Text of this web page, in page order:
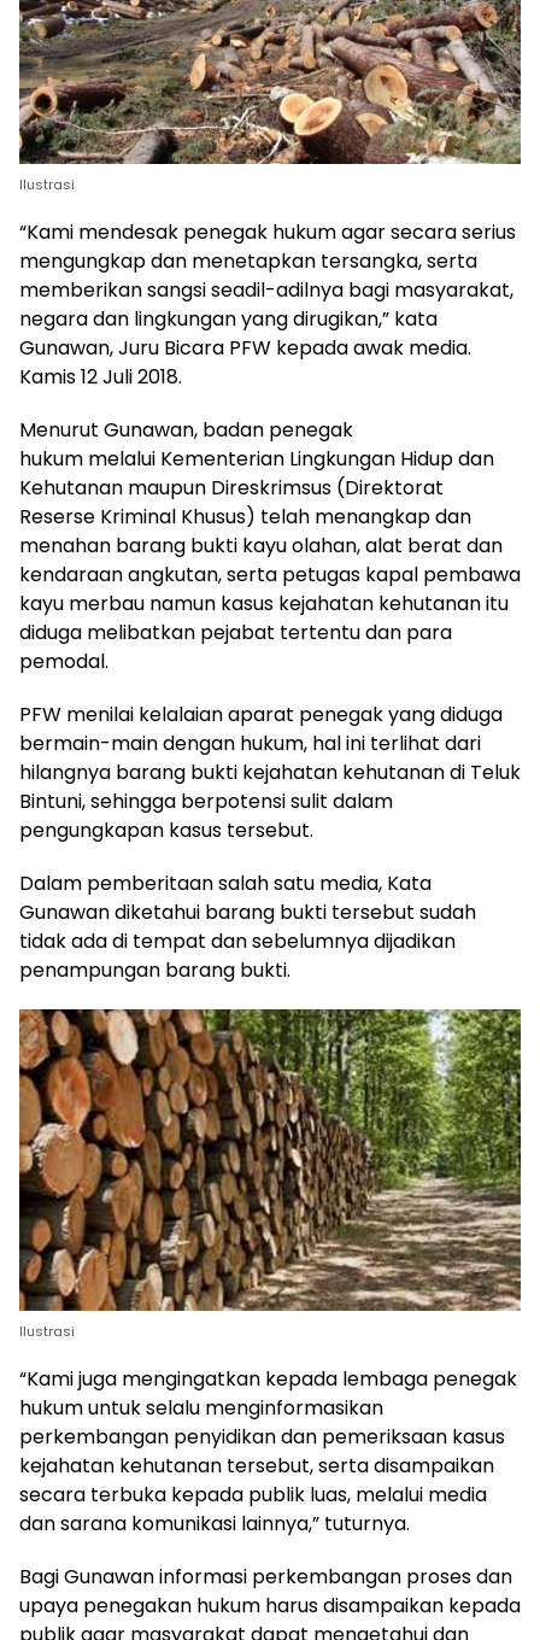
Ilustrasi
“Kami mendesak penegak hukum agar secara serius
mengungkap dan menetapkan tersangka, serta
memberikan sangsi seadil-adilnya bagi masyarakat,
negara dan lingkungan yang dirugikan,” kata
Gunawan, Juru Bicara PFW kepada awak media.
Kamis 12 Juli 2018.
Menurut Gunawan, badan penegak
hukum melalui Kementerian Lingkungan Hidup dan
Kehutanan maupun Direskrimsus (Direktorat
Reserse Kriminal Khusus) telah menangkap dan
menahan barang bukti kayu olahan, alat berat dan
kendaraan angkutan, serta petugas kapal pembawa
kayu merbau namun kasus kejahatan kehutanan itu
diduga melibatkan pejabat tertentu dan para
pemodal.
PFW menilai kelalaian aparat penegak yang diduga
bermain-main dengan hukum, hal ini terlihat dari
hilangnya barang bukti kejahatan kehutanan di Teluk
Bintuni, sehingga berpotensi sulit dalam
pengungkapan kasus tersebut.
Dalam pemberitaan salah satu media, Kata
Gunawan diketahui barang bukti tersebut sudah
tidak ada di tempat dan sebelumnya dijadikan
penampungan barang bukti.
Ilustrasi
“Kami juga mengingatkan kepada lembaga penegak
hukum untuk selalu menginformasikan
perkembangan penyidikan dan pemeriksaan kasus
kejahatan kehutanan tersebut, serta disampaikan
secara terbuka kepada publik luas, melalui media
dan sarana komunikasi lainnya,” tuturnya.
Bagi Gunawan informasi perkembangan proses dan
upaya penegakan hukum harus disampaikan kepada